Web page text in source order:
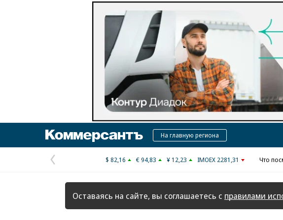
КоммерсантъНа главную региона
Предыдущая
страница
$ 82,16 € 94,83 ¥ 12,23 IMOEX 2281,31 Что
Оставаясь на сайте, вы соглашаетесь с правилами